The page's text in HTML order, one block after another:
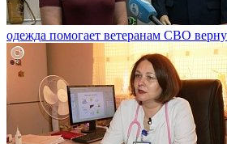
одежда помогает ветеранам СВО